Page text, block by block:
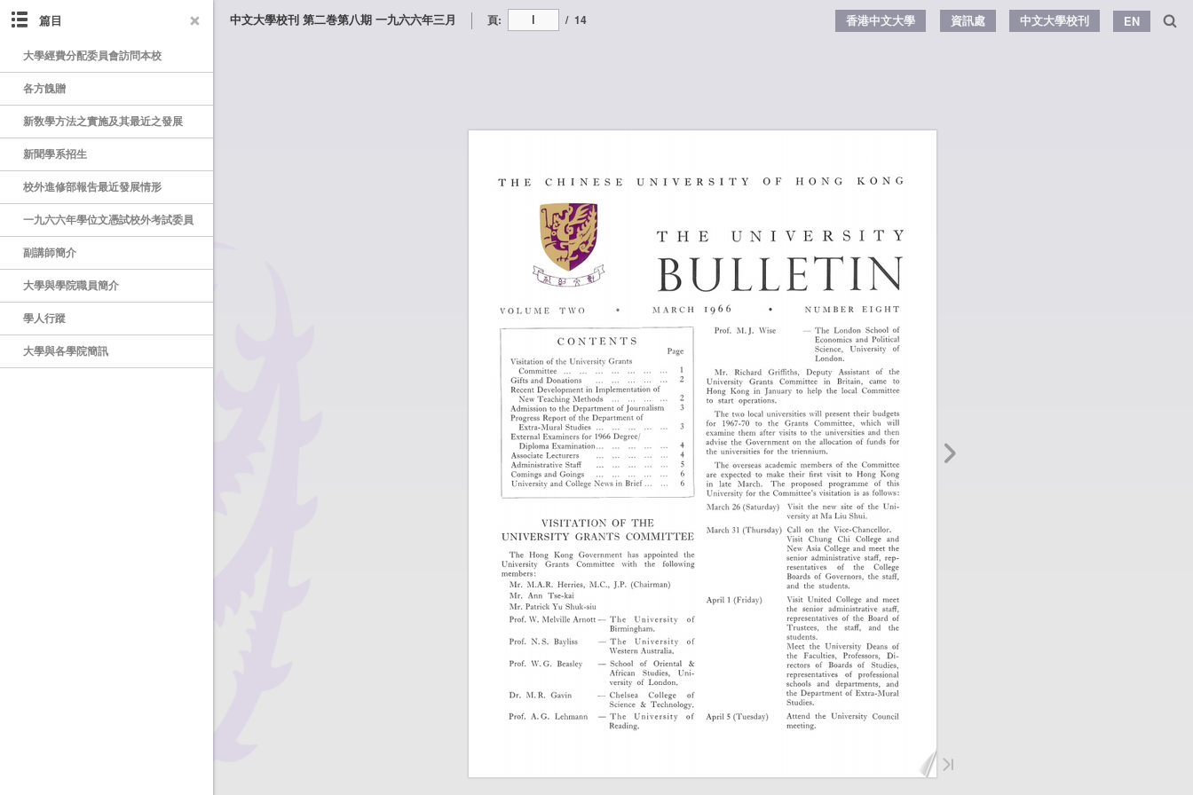
中文大學校刊 第二巻第八期 一九六六年三月 頁: / 14 香港中文大學 資訊處 中文大學校刊 EN
篇目
大學經費分配委員會訪問本校
各方餽贈
新敎學方法之實施及其最近之發展
新聞學系招生
校外進修部報吿最近發展情形
一九六六年學位文憑試校外考試委員
副講師簡介
大學與學院職員簡介
學人行蹤
大學與各學院簡訊